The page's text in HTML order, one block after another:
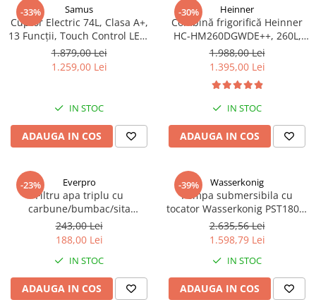
-33% Samus
Cuptor Electric 74L, Clasa A+,
13 Funcții, Touch Control LED,
Panou Sticlă Neagră – Grill,
Convectie 3D, Autocurățare
Catalitică + Accesorii Incluse
1.879,00 Lei
1.259,00 Lei
IN STOC
ADAUGA IN COS
-30% Heinner
Combină frigorifică Heinner
HC-HM260DGWDE++, 260L,
Clasa E, Dozator Apă, Control
Electronic, LED, 180 cm, Gri
Antracit Texturat
1.988,00 Lei
1.395,00 Lei
IN STOC
ADAUGA IN COS
-23% Everpro
Filtru apa triplu cu
carbune/bumbac/sita
3x3/4"*10
243,00 Lei
188,00 Lei
IN STOC
ADAUGA IN COS
-39% Wasserkonig
Pompa submersibila cu
tocator Wasserkonig PST1800,
particule max. 10 mm, putere
1800 W, debit 17500 l/h,
inaltime refulare 11.5 m
2.635,56 Lei
1.598,79 Lei
IN STOC
ADAUGA IN COS